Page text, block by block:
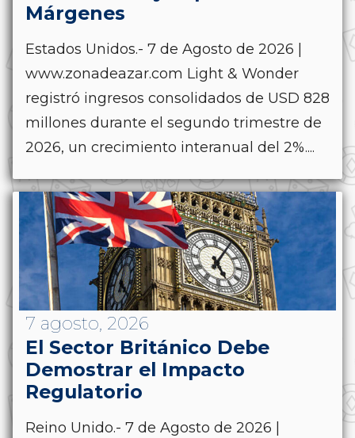
Márgenes
Estados Unidos.- 7 de Agosto de 2026 |
www.zonadeazar.com Light & Wonder
registró ingresos consolidados de USD 828
millones durante el segundo trimestre de
2026, un crecimiento interanual del 2%....
7 agosto, 2026
El Sector Británico Debe
Demostrar el Impacto
Regulatorio
Reino Unido.- 7 de Agosto de 2026 |